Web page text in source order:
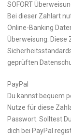
SOFORT
Bei dieser Zahlart
Online-Banking
Überweisung. Diese
geprüften
PayPal
Du kannst bequem
Nutze für diese
Passwort. Solltest
dich bei PayPal